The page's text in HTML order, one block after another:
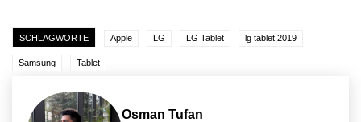
SCHLAGWORTE Apple LG LG Tablet lg tablet 2019
Samsung Tablet
Osman Tufan